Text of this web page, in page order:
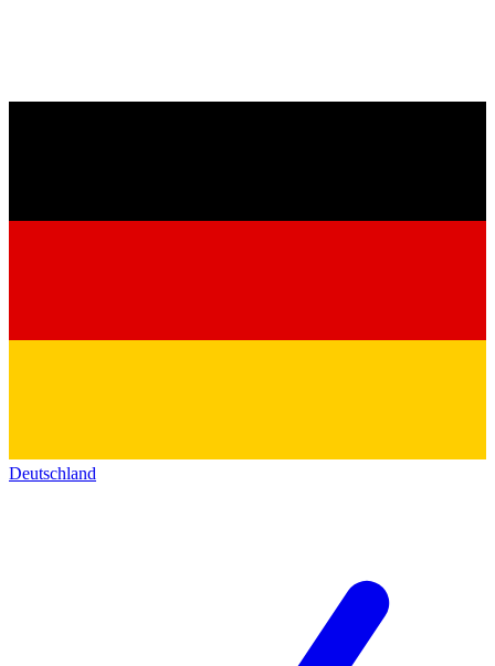
Deutschland